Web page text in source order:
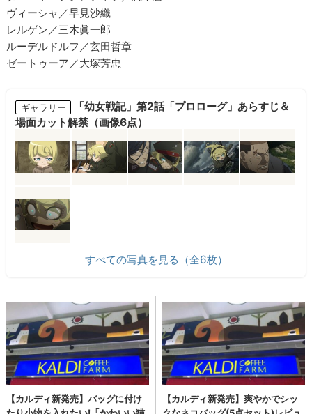
ヴィーシャ／早見沙織
レルゲン／三木眞一郎
ルーデルドルフ／玄田哲章
ゼートゥーア／大塚芳忠
ギャラリー
「幼女戦記」第2話「プロローグ」あらすじ＆
場面カット解禁（画像6点）
すべての写真を見る（全6枚）